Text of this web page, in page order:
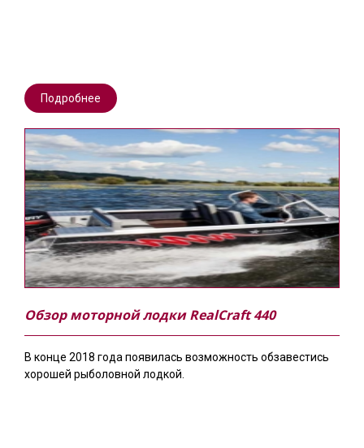
Подробнее
Обзор моторной лодки RealCraft 440
В конце 2018 года появилась возможность обзавестись
хорошей рыболовной лодкой.